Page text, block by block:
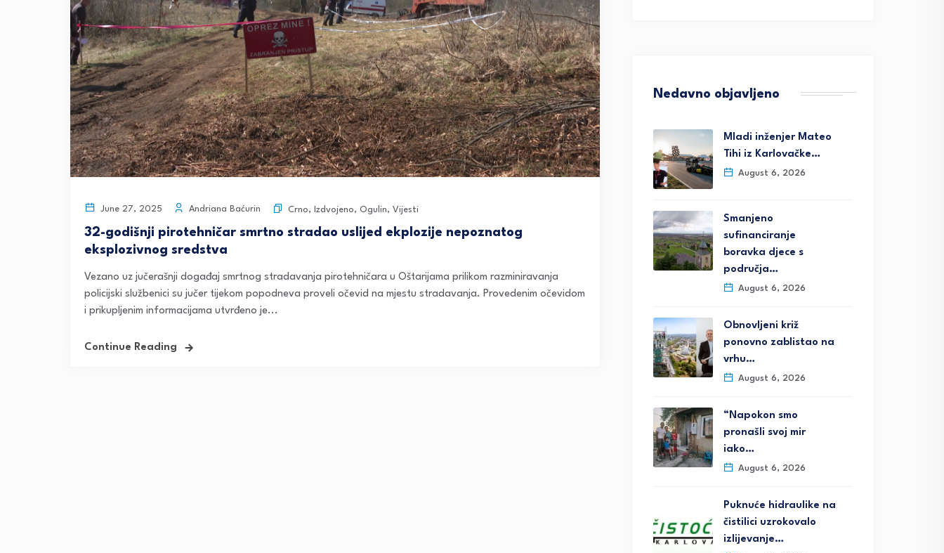
June 27, 2025 Andriana Baćurin Crno, Izdvojeno, Ogulin, Vijesti
32-godišnji pirotehničar smrtno stradao uslijed ekplozije nepoznatog
eksplozivnog sredstva
Vezano uz jučerašnji događaj smrtnog stradavanja pirotehničara u Oštarijama prilikom razminiravanja
policijski službenici su jučer tijekom popodneva proveli očevid na mjestu stradavanja. Provedenim očevidom
i prikupljenim informacijama utvrđeno je...
Continue Reading
Nedavno objavljeno
Mladi inženjer Mateo
Tihi iz Karlovačke…
August 6, 2026
Smanjeno
sufinanciranje
boravka djece s
područja…
August 6, 2026
Obnovljeni križ
ponovno zablistao na
vrhu…
August 6, 2026
“Napokon smo
pronašli svoj mir
iako…
August 6, 2026
Puknuće hidraulike na
čistilici uzrokovalo
izlijevanje…